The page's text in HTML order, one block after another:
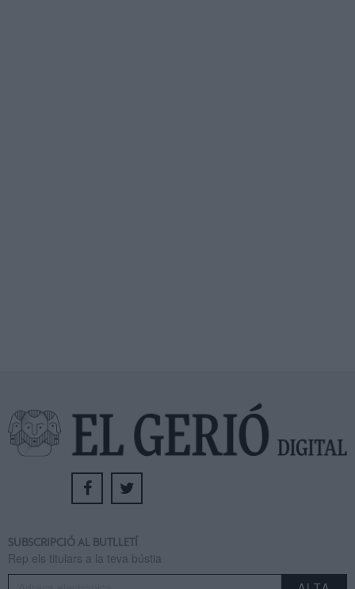
SUBSCRIPCIÓ AL BUTLLETÍ
Rep els titulars a la teva bústia